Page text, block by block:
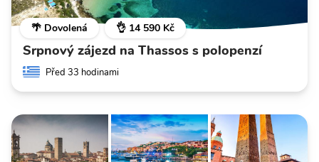
🌴 Dovolená 👌 14 590 Kč
Srpnový zájezd na Thassos s polopenzí
Před 33 hodinami